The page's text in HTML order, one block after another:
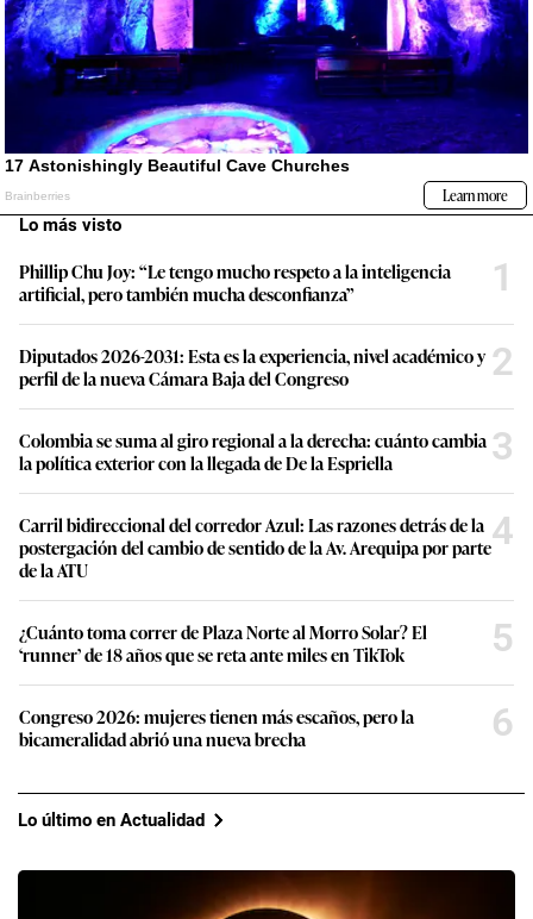
Lo más visto
Phillip Chu Joy: “Le tengo mucho respeto a la inteligencia
artificial, pero también mucha desconfianza”
1
Diputados 2026-2031: Esta es la experiencia, nivel académico y
perfil de la nueva Cámara Baja del Congreso
2
Colombia se suma al giro regional a la derecha: cuánto cambia
la política exterior con la llegada de De la Espriella
3
Carril bidireccional del corredor Azul: Las razones detrás de la
postergación del cambio de sentido de la Av. Arequipa por parte
de la ATU
4
¿Cuánto toma correr de Plaza Norte al Morro Solar? El
‘runner’ de 18 años que se reta ante miles en TikTok
5
Congreso 2026: mujeres tienen más escaños, pero la
bicameralidad abrió una nueva brecha
6
Lo último en Actualidad